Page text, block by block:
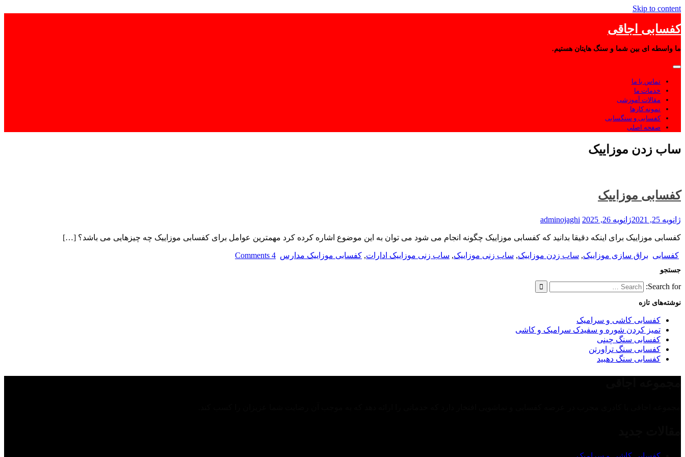
Skip to content
کفسابی اجاقی
ما واسطه ای بین شما و سنگ هایتان هستیم.
تماس با ما
خدمات ما
مقالات آموزشی
نمونه کارها
کفسابی و سنگسابی
صفحه اصلی
ساب زدن موزاییک
کفسابی موزاییک
ژانویه 25, 2021 ژانویه 26, 2025 adminojaghi
کفسابی موزاییک برای اینکه دقیقا بدانید که کفسابی موزاییک چگونه انجام می شود می توان به این موضوع اشاره کرده کرد مهمترین عوامل برای کفسابی موزاییک چه چیزهایی می باشد؟ […]
کفسابی براق سازی موزاییک, ساب زدن موزاییک, ساب زنی موزاییک, ساب زنی موزاییک ادارات, کفسابی موزاییک مدارس 4 Comments
جستجو
Search for:
نوشته‌های تازه
کفسابی کاشی و سرامیک
تمیز کردن شوره و سفیدک سرامیک و کاشی
کفسابی سنگ چینی
کفسابی سنگ تراورتن
کفسابی سنگ دهبید